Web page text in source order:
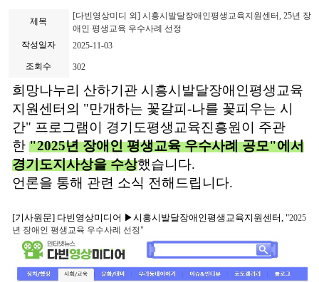
제목
[다빈영상미디 외] 시흥시발달장애인평생교육지원센터, 25년 장
애인 평생교육 우수사례 선정
작성일자
2025-11-03
조회수 302
희망나누리 산하기관 시흥시발달장애인평생교육
지원센터의 "만개하는 꽃갈피-나를 꽃피우는 시
간" 프로그램이 경기도평생교육진흥원이 주관
한 "2025년 장애인 평생교육 우수사례 공모"에서
경기도지사상을 수상했습니다.
언론을 통해 관련 소식 전해드립니다.
[기사원문] 다빈영상미디어 ▶시흥시발달장애인평생교육지원센터, "2025
년 장애인 평생교육 우수사례 선정"